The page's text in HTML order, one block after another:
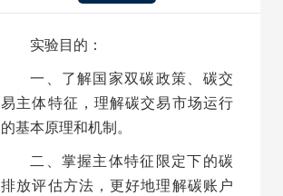
实验目的：
一、了解国家双碳政策、碳交
易主体特征，理解碳交易市场运行
的基本原理和机制。
二、掌握主体特征限定下的碳
排放评估方法，更好地理解碳账户